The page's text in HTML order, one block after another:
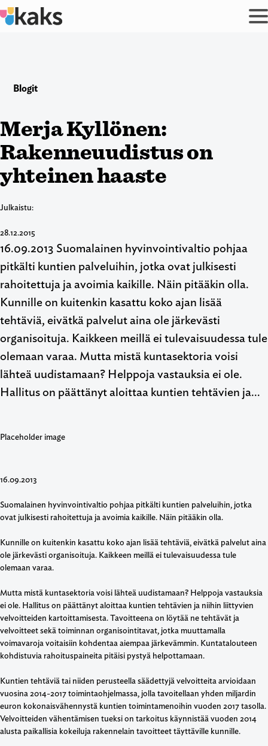
Siirry
sisältöön
Blogit
Merja Kyllönen:
Rakenneuudistus on
yhteinen haaste
Julkaistu:
28.12.2015
16.09.2013 Suomalainen hyvinvointivaltio pohjaa
pitkälti kuntien palveluihin, jotka ovat julkisesti
rahoitettuja ja avoimia kaikille. Näin pitääkin olla.
Kunnille on kuitenkin kasattu koko ajan lisää
tehtäviä, eivätkä palvelut aina ole järkevästi
organisoituja. Kaikkeen meillä ei tulevaisuudessa tule
olemaan varaa. Mutta mistä kuntasektoria voisi
lähteä uudistamaan? Helppoja vastauksia ei ole.
Hallitus on päättänyt aloittaa kuntien tehtävien ja…
16.09.2013
Suomalainen hyvinvointivaltio pohjaa pitkälti kuntien palveluihin, jotka
ovat julkisesti rahoitettuja ja avoimia kaikille. Näin pitääkin olla.
Kunnille on kuitenkin kasattu koko ajan lisää tehtäviä, eivätkä palvelut aina
ole järkevästi organisoituja. Kaikkeen meillä ei tulevaisuudessa tule
olemaan varaa.
Mutta mistä kuntasektoria voisi lähteä uudistamaan? Helppoja vastauksia
ei ole. Hallitus on päättänyt aloittaa kuntien tehtävien ja niihin liittyvien
velvoitteiden kartoittamisesta. Tavoitteena on löytää ne tehtävät ja
velvoitteet sekä toiminnan organisointitavat, jotka muuttamalla
voimavaroja voitaisiin kohdentaa aiempaa järkevämmin. Kuntatalouteen
kohdistuvia rahoituspaineita pitäisi pystyä helpottamaan.
Kuntien tehtäviä tai niiden perusteella säädettyjä velvoitteita arvioidaan
vuosina 2014-2017 toimintaohjelmassa, jolla tavoitellaan yhden miljardin
euron kokonaisvähennystä kuntien toimintamenoihin vuoden 2017 tasolla.
Velvoitteiden vähentämisen tueksi on tarkoitus käynnistää vuoden 2014
alusta paikallisia kokeiluja rakennelain tavoitteet täyttäville kunnille.